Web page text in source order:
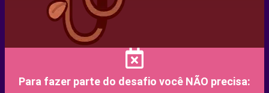
Para fazer parte do desafio você NÃO precisa: